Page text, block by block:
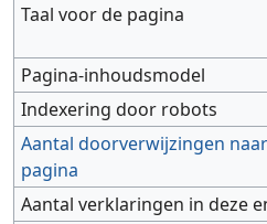
Taal voor de pagina
Pagina-inhoudsmodel
Indexering door robots
Aantal doorverwijzingen
pagina
Aantal verklaringen in deze